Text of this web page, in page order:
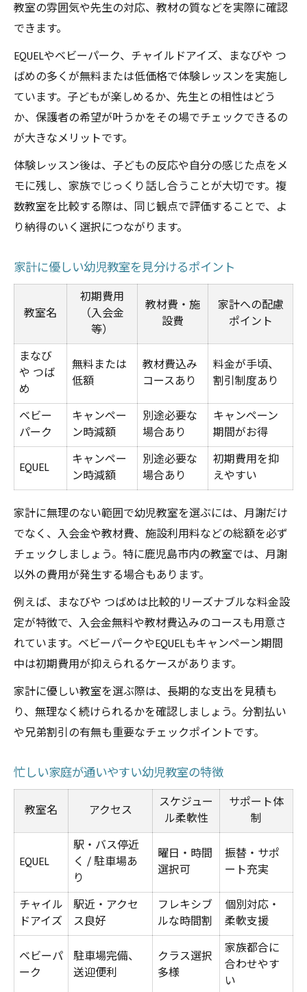
教室の雰囲気や先生の対応、教材の質などを実際に確認
できます。
EQUELやベビーパーク、チャイルドアイズ、まなびや つ
ばめの多くが無料または低価格で体験レッスンを実施し
ています。子どもが楽しめるか、先生との相性はどう
か、保護者の希望が叶うかをその場でチェックできるの
が大きなメリットです。
体験レッスン後は、子どもの反応や自分の感じた点をメ
モに残し、家族でじっくり話し合うことが大切です。複
数教室を比較する際は、同じ観点で評価することで、よ
り納得のいく選択につながります。
家計に優しい幼児教室を見分けるポイント
教室名
初期費用
（入会金
等）
教材費・施
設費
家計への配慮
ポイント
まなび
や つば
め
無料または
低額
教材費込み
コースあり
料金が手頃、
割引制度あり
ベビー
パーク
キャンペー
ン時減額
別途必要な
場合あり
キャンペーン
期間がお得
EQUEL
キャンペー
ン時減額
別途必要な
場合あり
初期費用を抑
えやすい
家計に無理のない範囲で幼児教室を選ぶには、月謝だけ
でなく、入会金や教材費、施設利用料などの総額を必ず
チェックしましょう。特に鹿児島市内の教室では、月謝
以外の費用が発生する場合もあります。
例えば、まなびや つばめは比較的リーズナブルな料金設
定が特徴で、入会金無料や教材費込みのコースも用意さ
れています。ベビーパークやEQUELもキャンペーン期間
中は初期費用が抑えられるケースがあります。
家計に優しい教室を選ぶ際は、長期的な支出を見積も
り、無理なく続けられるかを確認しましょう。分割払い
や兄弟割引の有無も重要なチェックポイントです。
忙しい家庭が通いやすい幼児教室の特徴
教室名 アクセス
スケジュー
ル柔軟性
サポート体
制
EQUEL
駅・バス停近
く / 駐車場あ
り
曜日・時間
選択可
振替・サポ
ート充実
チャイル
ドアイズ
駅近・アクセ
ス良好
フレキシブ
ルな時間割
個別対応・
柔軟支援
ベビーパ
ーク
駐車場完備、
送迎便利
クラス選択
多様
家族都合に
合わせやす
い